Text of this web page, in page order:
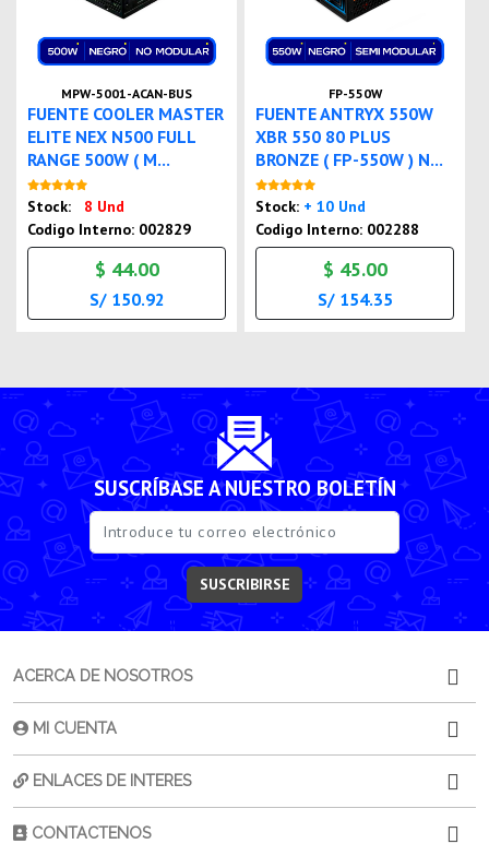
MPW-5001-ACAN-BUS
FUENTE COOLER MASTER
ELITE NEX N500 FULL
RANGE 500W ( M...
Stock:
8 Und
Codigo Interno: 002829
$ 44.00
S/ 150.92
FP-550W
FUENTE ANTRYX 550W
XBR 550 80 PLUS
BRONZE ( FP-550W ) N...
Stock: + 10 Und
Codigo Interno: 002288
$ 45.00
S/ 154.35
SUSCRÍBASE A NUESTRO BOLETÍN
SUSCRIBIRSE
ACERCA DE NOSOTROS
MI CUENTA
ENLACES DE INTERES
CONTACTENOS